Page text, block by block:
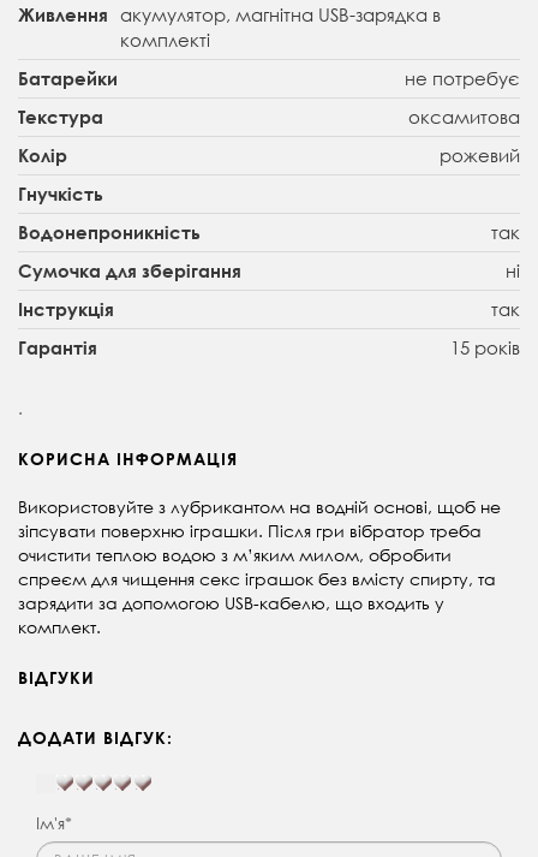
Живлення
акумулятор, магнітна USB-зарядка в
комплекті
Батарейки не потребує
Текстура оксамитова
Колір рожевий
Гнучкість
Водонепроникність
так
Сумочка для зберігання ні
Інструкція так
Гарантія 15 років
.
КОРИСНА ІНФОРМАЦІЯ
Використовуйте з лубрикантом на водній основі, щоб не
зіпсувати поверхню іграшки. Після гри вібратор треба
очистити теплою водою з м’яким милом, обробити
спреєм для чищення секс іграшок без вмісту спирту, та
зарядити за допомогою USB-кабелю, що входить у
комплект.
ВІДГУКИ
ДОДАТИ ВІДГУК:
Ім'я*